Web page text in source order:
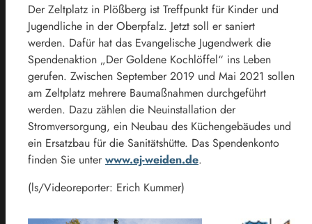
Der Zeltplatz in Plößberg ist Treffpunkt für Kinder und
Jugendliche in der Oberpfalz. Jetzt soll er saniert
werden. Dafür hat das Evangelische Jugendwerk die
Spendenaktion „Der Goldene Kochlöffel“ ins Leben
gerufen. Zwischen September 2019 und Mai 2021 sollen
am Zeltplatz mehrere Baumaßnahmen durchgeführt
werden. Dazu zählen die Neuinstallation der
Stromversorgung, ein Neubau des Küchengebäudes und
ein Ersatzbau für die Sanitätshütte. Das Spendenkonto
finden Sie unter www.ej-weiden.de.
(ls/Videoreporter: Erich Kummer)